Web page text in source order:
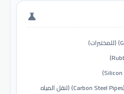
science
أنابيب الفولاذ الكربوني (Carbon Steel Pipes) (لنقل المياه